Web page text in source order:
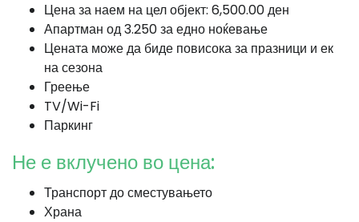
Цена за наем на цел објект: 6,500.00 ден
Апартман од 3.250 за едно ноќевање
Цената може да биде повисока за празници и ек
на сезона
Греење
TV/Wi-Fi
Паркинг
Не е вклучено во цена:
Транспорт до сместувањето
Храна